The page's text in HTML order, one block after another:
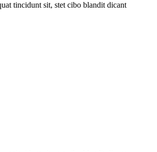
tincidunt sit, stet cibo blandit dicant